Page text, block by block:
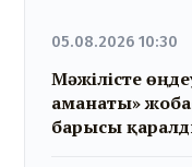
05.08.2026 10:30
Мәжілісте
аманаты»
барысы